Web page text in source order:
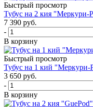
Быстрый просмотр
Тубус на 2 кия "Меркури-
7 390 руб.
-
В корзину
Быстрый просмотр
Тубус на 1 кий "Меркури-
3 650 руб.
-
В корзину